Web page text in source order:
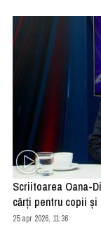
Scriitoarea Oana-
cărți pentru copii
25 apr 2026, 11:36